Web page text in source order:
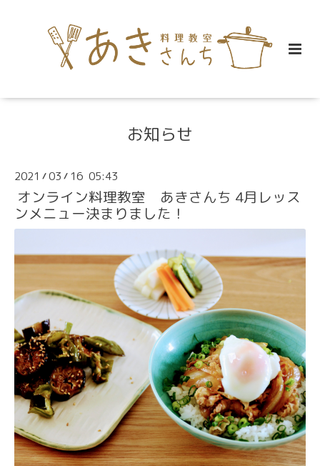
お知らせ
2021 /03 / 16 05:43
オンライン料理教室 あきさんち 4月レッス
ンメニュー決まりました！